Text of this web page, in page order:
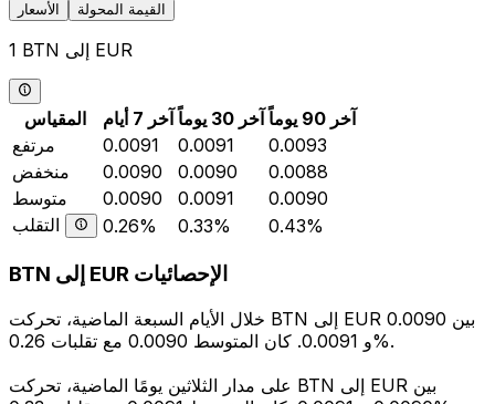
الأسعار القيمة المحولة
1 BTN إلى EUR
المقياس آخر 7 أيام آخر 30 يوماً
آخر 90 يوماً
مرتفع
0.0091 0.0091
0.0093
منخفض
0.0090 0.0090
0.0088
متوسط
0.0090 0.0091
0.0090
التقلب
0.26% 0.33% 0.43%
BTN إلى EUR الإحصائيات
خلال الأيام السبعة الماضية، تحركت BTN إلى EUR بين 0.0090
و 0.0091. كان المتوسط 0.0090 مع تقلبات 0.26%.
على مدار الثلاثين يومًا الماضية، تحركت BTN إلى EUR بين